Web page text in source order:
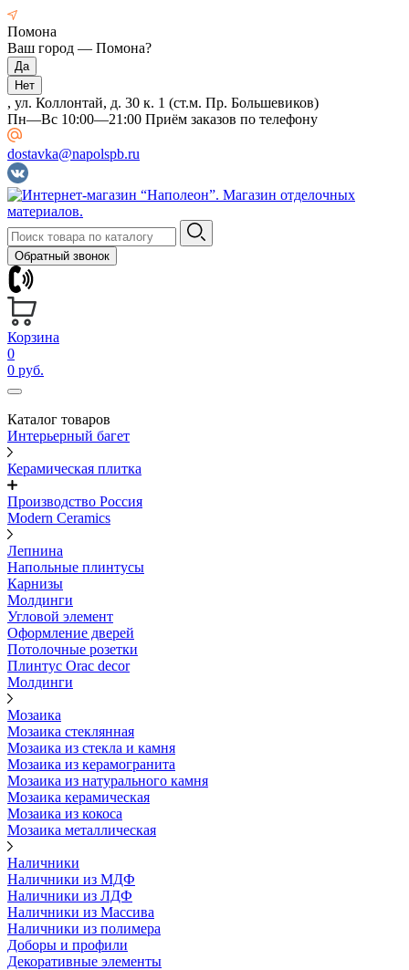
Помона
Ваш город — Помона?
, ул. Коллонтай, д. 30 к. 1 (ст.м. Пр. Большевиков)
Пн—Вс 10:00—21:00 Приём заказов по телефону
dostavka@napolspb.ru
Обратный звонок
Корзина
0
0 руб.
Каталог товаров
Интерьерный багет
Керамическая плитка
Производство Россия
Modern Ceramics
Лепнина
Напольные плинтусы
Карнизы
Молдинги
Угловой элемент
Оформление дверей
Потолочные розетки
Плинтус Orac decor
Молдинги
Мозаика
Мозаика стеклянная
Мозаика из стекла и камня
Мозаика из керамогранита
Мозаика из натурального камня
Мозаика керамическая
Мозаика из кокоса
Мозаика металлическая
Наличники
Наличники из МДФ
Наличники из ЛДФ
Наличники из Массива
Наличники из полимера
Доборы и профили
Декоративные элементы